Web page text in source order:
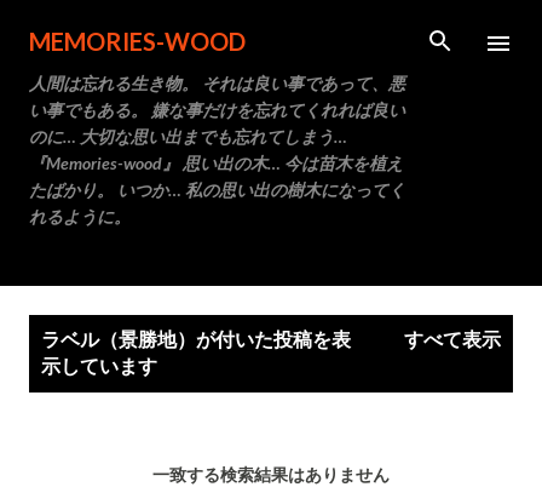
スキップしてメイン コンテンツに移動
MEMORIES-WOOD
人間は忘れる生き物。 それは良い事であって、悪
い事でもある。 嫌な事だけを忘れてくれれば良い
のに… 大切な思い出までも忘れてしまう…
『Memories-wood』 思い出の木… 今は苗木を植え
たばかり。 いつか… 私の思い出の樹木になってく
れるように。
ラベル（景勝地）が付いた投稿を表
示しています
すべて表示
一致する検索結果はありません